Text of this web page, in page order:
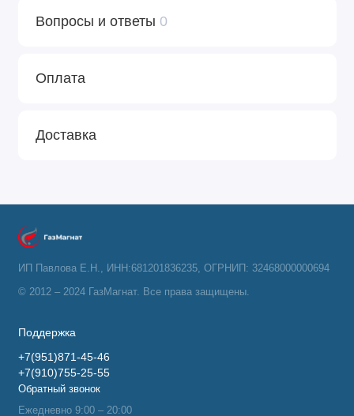
Вопросы и ответы 0
Оплата
Доставка
ИП Павлова Е.Н., ИНН:681201836235, ОГРНИП: 32468000000694
© 2012 – 2024 ГазМагнат. Все права защищены.
Поддержка
+7(951)871-45-46
+7(910)755-25-55
Обратный звонок
Ежедневно 9:00 – 20:00